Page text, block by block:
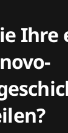
Ihre